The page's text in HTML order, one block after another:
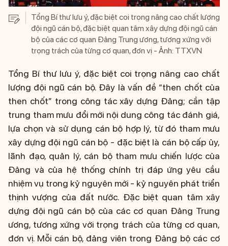
Tổng Bí thư lưu ý, đặc biệt coi trọng nâng cao chất lượng
đội ngũ cán bộ, đặc biệt quan tâm xây dựng đội ngũ cán
bộ của các cơ quan Đảng Trung ương, tương xứng với
trọng trách của từng cơ quan, đơn vị - Ảnh: TTXVN
Tổng Bí thư lưu ý, đặc biệt coi trọng nâng cao chất
lượng đội ngũ cán bộ. Đây là vấn đề “then chốt của
then chốt” trong công tác xây dựng Đảng; cần tập
trung tham mưu đổi mới nội dung công tác đánh giá,
lựa chọn và sử dụng cán bộ hợp lý, từ đó tham mưu
xây dựng đội ngũ cán bộ - đặc biệt là cán bộ cấp ủy,
lãnh đạo, quản lý, cán bộ tham mưu chiến lược của
Đảng và của hệ thống chính trị đáp ứng yêu cầu
nhiệm vụ trong kỷ nguyên mới - kỷ nguyên phát triển
thịnh vượng của đất nước. Đặc biệt quan tâm xây
dựng đội ngũ cán bộ của các cơ quan Đảng Trung
ương, tương xứng với trọng trách của từng cơ quan,
đơn vị. Mỗi cán bộ, đảng viên trong Đảng bộ các cơ